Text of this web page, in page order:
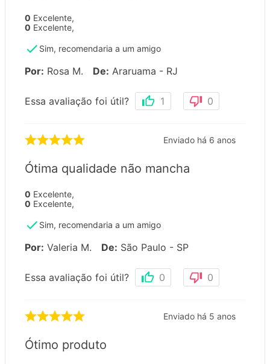
0 Excelente,
0 Excelente,
Sim, recomendaria a um amigo
Por: Rosa M. De: Araruama - RJ
Essa avaliação foi útil? 1 0
Enviado há 6 anos
Ótima qualidade não mancha
0 Excelente,
0 Excelente,
Sim, recomendaria a um amigo
Por: Valeria M. De: São Paulo - SP
Essa avaliação foi útil? 0 0
Enviado há 5 anos
Ótimo produto